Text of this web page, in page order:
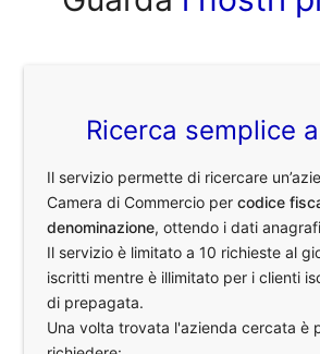
Ricerca semplice
Il servizio permette di ricercare
Camera di Commercio percodice
denominazione, ottendo i dati
Il servizio è limitato a 10 richieste al
iscritti mentre è illimitato per i clienti
di prepagata.
Una volta trovata l'azienda cercata è